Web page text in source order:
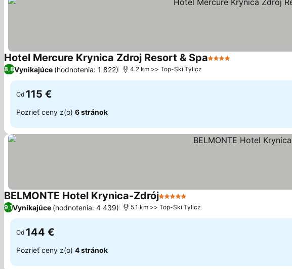
Hotel Mercure Krynica Zdroj Resort & Spa4 Počet hviezdičiek
8,8Vynikajúce (hodnotenia: 1 822) 4.2 km >> Top-Ski Tylicz
Od 115 €
Pozrieť ceny z(o) 6 stránok
BELMONTE Hotel Krynica-Zdrój5 Počet hviezdičiek
9,1Vynikajúce (hodnotenia: 4 439) 5.1 km >> Top-Ski Tylicz
Od 144 €
Pozrieť ceny z(o) 4 stránok